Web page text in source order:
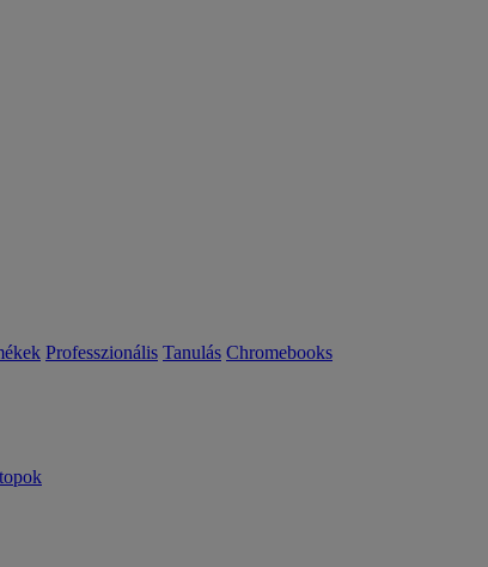
Professzionális Tanulás Chromebooks